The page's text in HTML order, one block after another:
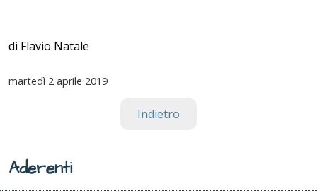
di Flavio Natale
martedì 2 aprile 2019
Indietro
Aderenti